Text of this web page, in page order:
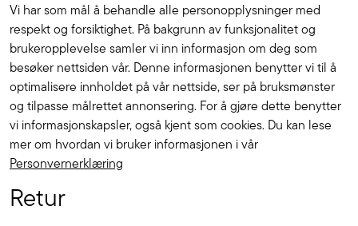
Vi har som mål å behandle alle personopplysninger med
respekt og forsiktighet. På bakgrunn av funksjonalitet og
brukeropplevelse samler vi inn informasjon om deg som
besøker nettsiden vår. Denne informasjonen benytter vi til å
optimalisere innholdet på vår nettside, ser på bruksmønster
og tilpasse målrettet annonsering. For å gjøre dette benytter
vi informasjonskapsler, også kjent som cookies. Du kan lese
mer om hvordan vi bruker informasjonen i vår
Personvernerklæring
Retur